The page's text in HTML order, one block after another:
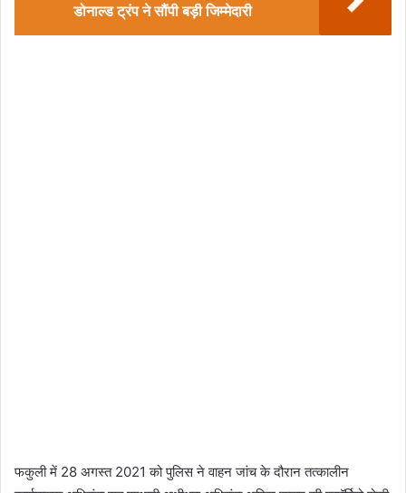
डोनाल्ड ट्रंप ने सौंपी बड़ी जिम्मेदारी
फकुली में 28 अगस्त 2021 को पुलिस ने वाहन जांच के दौरान तत्कालीन